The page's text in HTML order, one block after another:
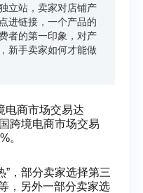
立站，卖家对店铺产
进链接，一个产品的
者的第一印象，对产
新手卖家如何才能做
电商市场交易达
跨境电商市场交易
。
”，部分卖家选择第三
，另外一部分卖家选